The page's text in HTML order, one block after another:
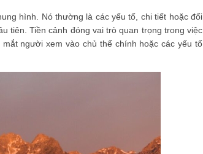
hình. Nó thường là các yếu tố, chi tiết hoặc đối
tiên. Tiền cảnh đóng vai trò quan trọng trong việc
người xem vào chủ thể chính hoặc các yếu tố